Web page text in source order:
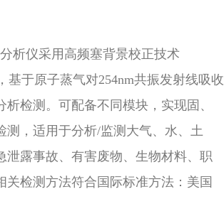
析仪采用高频塞背景校正技术
基于原子蒸气对254nm共振发射线吸收
析检测。可配备不同模块，实现固、
测，适用于分析/监测大气、水、土
泄露事故、有害废物、生物材料、职
关检测方法符合国际标准方法：美国